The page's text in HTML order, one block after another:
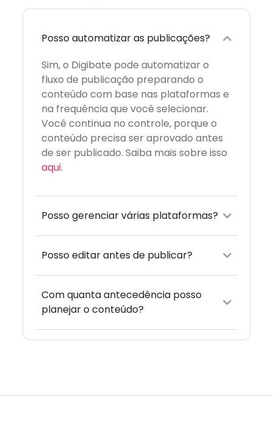
Posso automatizar as publicações?
Sim, o Digibate pode automatizar o
fluxo de publicação preparando o
conteúdo com base nas plataformas e
na frequência que você selecionar.
Você continua no controle, porque o
conteúdo precisa ser aprovado antes
de ser publicado. Saiba mais sobre isso
aqui.
Posso gerenciar várias plataformas?
Posso editar antes de publicar?
Com quanta antecedência posso
planejar o conteúdo?